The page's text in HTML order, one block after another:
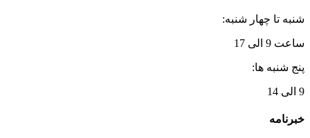
شنبه تا چهار شنبه:
ساعت 9 الی 17
پنج شنبه ها:
9 الی 14
خبرنامه